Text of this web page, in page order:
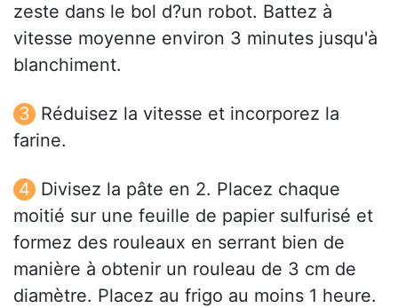
zeste dans le bol d?un robot. Battez à
vitesse moyenne environ 3 minutes jusqu'à
blanchiment.
Réduisez la vitesse et incorporez la
farine.
Divisez la pâte en 2. Placez chaque
moitié sur une feuille de papier sulfurisé et
formez des rouleaux en serrant bien de
manière à obtenir un rouleau de 3 cm de
diamètre. Placez au frigo au moins 1 heure.